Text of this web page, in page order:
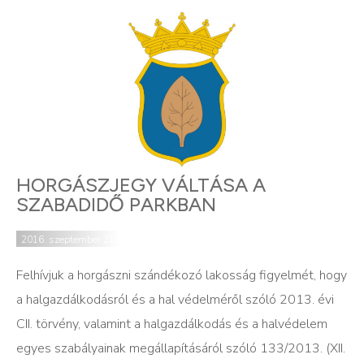
HORGÁSZJEGY VÁLTÁSA A
SZABADIDŐ PARKBAN
2016. szeptember 21.
Felhívjuk a horgászni szándékozó lakosság figyelmét, hogy
a halgazdálkodásról és a hal védelméről szóló 2013. évi
CII. törvény, valamint a halgazdálkodás és a halvédelem
egyes szabályainak megállapításáról szóló 133/2013. (XII.